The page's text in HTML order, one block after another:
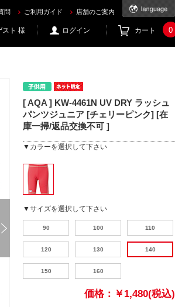
] を買うならec.mic21.com
問 ご利用ガイド 店舗のご案内
スト 様 ログイン カート 0
[ AQA ] KW-4461N UV DRY ラッシュ
パンツジュニア [チェリーピンク] [在
庫一掃/返品交換不可 ]
▼カラーを選択して下さい
▼サイズを選択して下さい
90 100 110
120 130 140
150 160
価格： ￥1,480(税込)